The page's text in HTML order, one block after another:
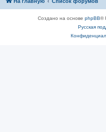
Создано на основе phpBB®
Русская